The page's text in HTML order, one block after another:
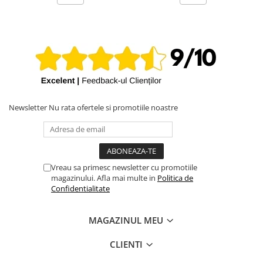
iPhone 7 Plus
iPhone 7
iPhone 6s Plus
iPhone SE 2022 3rd
iPhone 6
Top Piese iPhone
Newsletter Nu rata ofertele si promotiile noastre
Vreau sa primesc newsletter cu promotiile
magazinului. Afla mai multe in Politica de
Confidentialitate
MAGAZINUL MEU
CLIENTI